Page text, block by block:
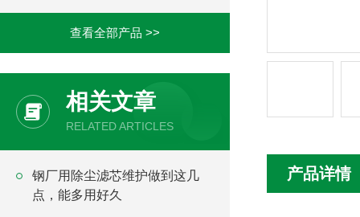
查看全部产品 >>
相关文章
RELATED ARTICLES
钢厂用除尘滤芯维护做到这几
点，能多用好久
产品详情